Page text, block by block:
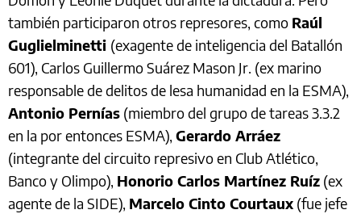
también participaron otros represores, como Raúl
Guglielminetti (exagente de inteligencia del Batallón
601), Carlos Guillermo Suárez Mason Jr. (ex marino
responsable de delitos de lesa humanidad en la ESMA),
Antonio Pernías (miembro del grupo de tareas 3.3.2
en la por entonces ESMA), Gerardo Arráez
(integrante del circuito represivo en Club Atlético,
Banco y Olimpo), Honorio Carlos Martínez Ruíz (ex
agente de la SIDE), Marcelo Cinto Courtaux (fue jefe